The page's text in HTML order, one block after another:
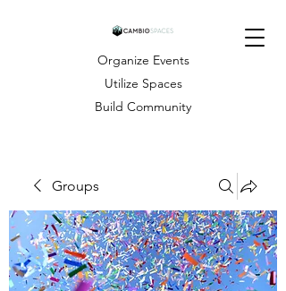
Organize Events
Utilize Spaces
Build Community
Groups